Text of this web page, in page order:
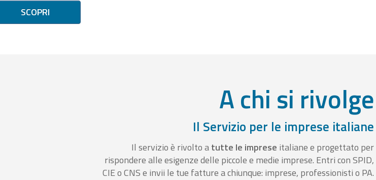
SCOPRI
A chi si rivolge
Il Servizio per le imprese italiane
Il servizio è rivolto atutte le imprese italiane e progettato per
rispondere alle esigenze delle piccole e medie imprese. Entri con SPID,
CIE o CNS e invii le tue fatture a chiunque: imprese, professionisti o PA.